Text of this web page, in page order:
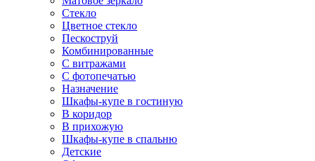
Стекло
Цветное стекло
Пескоструй
Комбинированные
С витражами
С фотопечатью
Назначение
Шкафы-купе в гостиную
В коридор
В прихожую
Шкафы-купе в спальню
Детские